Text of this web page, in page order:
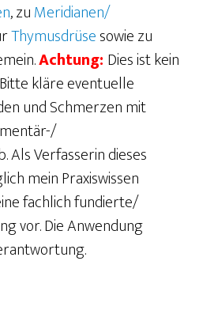
, zuMeridianen/
Thymusdrüsesowie zu
Achtung: Dies ist kein
kläre eventuelle
und Schmerzen mit
Als Verfasserin dieses
mein Praxiswissen
fachlich fundierte/
vor. Die Anwendung